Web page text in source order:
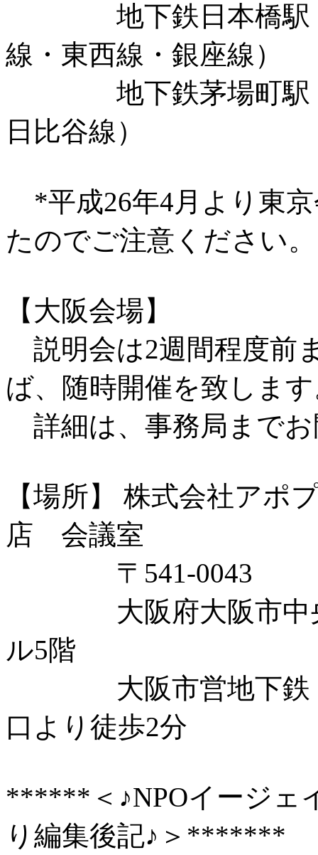
地下鉄日本橋駅 D1
線・東西線・銀座線）
地下鉄茅場町駅 12
日比谷線）
*平成26年4月より東
たのでご注意ください。
【大阪会場】
説明会は2週間程度前
ば、随時開催を致しま
詳細は、事務局まで
【場所】 株式会社アポ
店 会議室
〒541-0043
大阪府大阪市中央
ル5階
大阪市営地下鉄
口より徒歩2分
******＜♪NPOイージェ
り編集後記♪＞*******